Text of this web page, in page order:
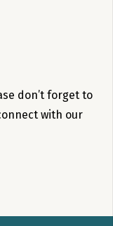
don’t forget to
with our